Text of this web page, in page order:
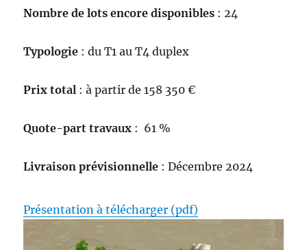
Nombre de lots encore disponibles : 24
Typologie : du T1 au T4 duplex
Prix total : à partir de 158 350 €
Quote-part travaux : 61 %
Livraison prévisionnelle : Décembre 2024
Présentation à télécharger (pdf)